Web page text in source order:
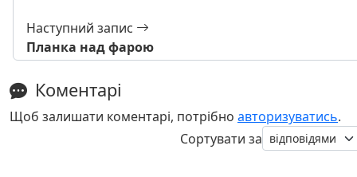
Наступний запис
Планка над фарою
Коментарі
Щоб залишати коментарі, потрібно авторизуватись.
Сортувати за